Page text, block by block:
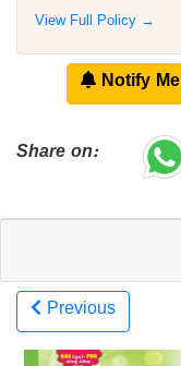
View Full Policy →
Notify Me
Share on:
Previous